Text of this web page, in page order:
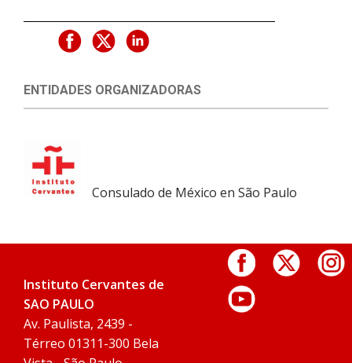
ENTIDADES ORGANIZADORAS
Consulado de México en São Paulo
Instituto Cervantes de
SAO PAULO
Av. Paulista, 2439 -
Térreo 01311-300 Bela